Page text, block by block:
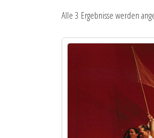
Alle 3 Ergebnisse werden